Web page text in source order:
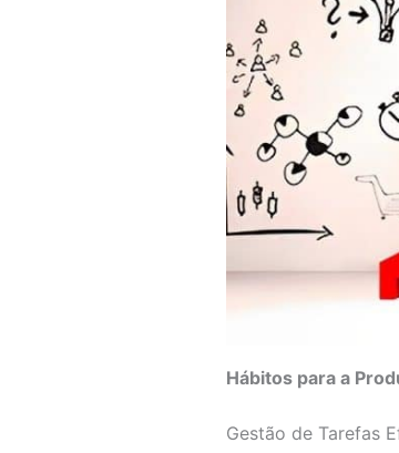
Hábitos para a
Gestão de Tarefas